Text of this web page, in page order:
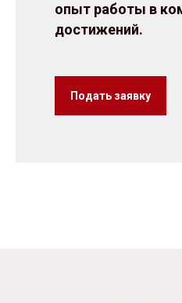
опыт работы в
достижений.
Подать заявку